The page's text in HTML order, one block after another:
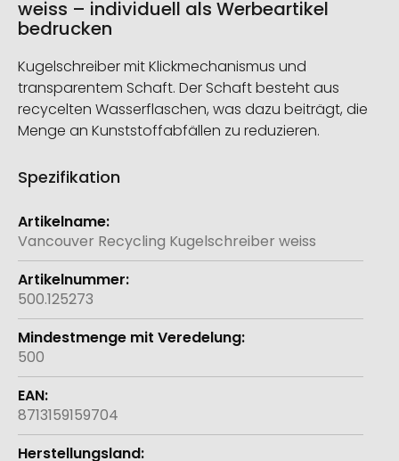
weiss – individuell als Werbeartikel
bedrucken
Kugelschreiber mit Klickmechanismus und
transparentem Schaft. Der Schaft besteht aus
recycelten Wasserflaschen, was dazu beiträgt, die
Menge an Kunststoffabfällen zu reduzieren.
Spezifikation
Weitere
Informationen
Vancouver Recycling Kugelschreiber weiss
500.125273
500
8713159159704